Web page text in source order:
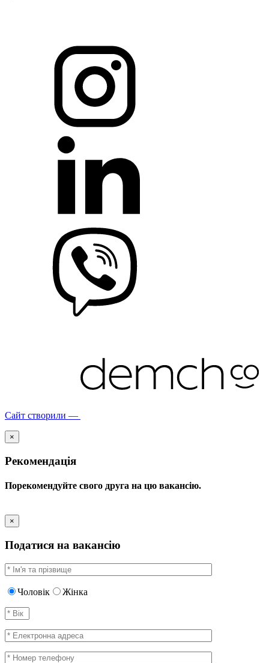
Сайт створили —
×
Рекомендація
Порекомендуйте свого друга на цю вакансію.
×
Податися на вакансію
Чоловік Жінка